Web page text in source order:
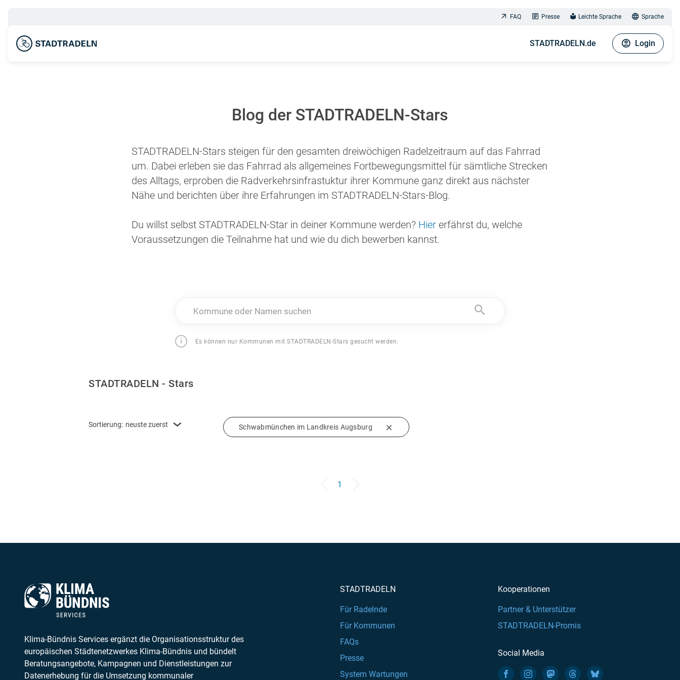
FAQ Presse Leichte Sprache Sprache
STADTRADELN.de Login
Blog der STADTRADELN-Stars
STADTRADELN-Stars steigen für den gesamten dreiwöchigen Radelzeitraum auf das Fahrrad
um. Dabei erleben sie das Fahrrad als allgemeines Fortbewegungsmittel für sämtliche Strecken
des Alltags, erproben die Radverkehrsinfrastuktur ihrer Kommune ganz direkt aus nächster
Nähe und berichten über ihre Erfahrungen im STADTRADELN-Stars-Blog.
Du willst selbst STADTRADELN-Star in deiner Kommune werden? Hier erfährst du, welche
Voraussetzungen die Teilnahme hat und wie du dich bewerben kannst.
Kommune oder Namen suchen
Es können nur Kommunen mit STADTRADELN-Stars gesucht werden.
STADTRADELN - Stars
Schwabmünchen im Landkreis Augsburg
Sortierung: neuste zuerst
1
Klima-Bündnis Services ergänzt die Organisationsstruktur des
europäischen Städtenetzwerkes Klima-Bündnis und bündelt
Beratungsangebote, Kampagnen und Dienstleistungen zur
Datenerhebung für die Umsetzung kommunaler
STADTRADELN
Für Radelnde
Für Kommunen
FAQs
Presse
System Wartungen
Kooperationen
Partner & Unterstützer
STADTRADELN-Promis
Social Media